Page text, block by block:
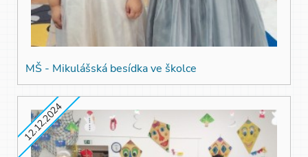
MŠ - Mikulášská besídka ve školce
12.12.2024